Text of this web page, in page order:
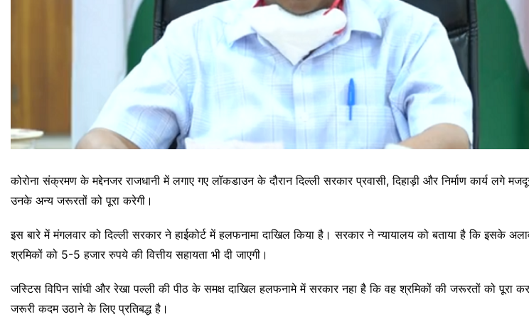
कोरोना संक्रमण के मद्देनजर राजधानी में लगाए गए लॉकडाउन के दौरान दिल्ली सरकार प्रवासी, दिहाड़ी और निर्माण कार्य लगे
उनके अन्य जरूरतों को पूरा करेगी।
इस बारे में मंगलवार को दिल्ली सरकार ने हाईकोर्ट में हलफनामा दाखिल किया है। सरकार ने न्यायालय को बताया है कि इसके
श्रमिकों को 5-5 हजार रुपये की वित्तीय सहायता भी दी जाएगी।
जस्टिस विपिन सांघी और रेखा पल्ली की पीठ के समक्ष दाखिल हलफनामे में सरकार नहा है कि वह श्रमिकों की जरूरतों को
जरूरी कदम उठाने के लिए प्रतिबद्ध है।